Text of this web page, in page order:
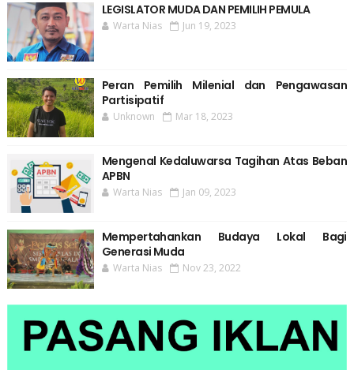
LEGISLATOR MUDA DAN PEMILIH PEMULA
Warta Nias Jun 19, 2023
Peran Pemilih Milenial dan Pengawasan
Partisipatif
Unknown Mar 18, 2023
Mengenal Kedaluwarsa Tagihan Atas Beban
APBN
Warta Nias Jan 09, 2023
Mempertahankan Budaya Lokal Bagi
Generasi Muda
Warta Nias Nov 23, 2022